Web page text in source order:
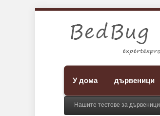
У дома дървеници
Нашите тестове за дървеници